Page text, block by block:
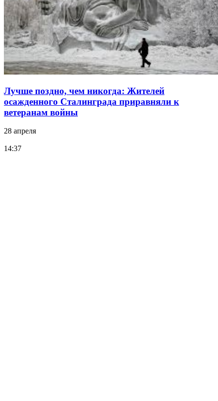
Лучше поздно, чем никогда: Жителей
осажденного Сталинграда приравняли к
ветеранам войны
28 апреля
14:37